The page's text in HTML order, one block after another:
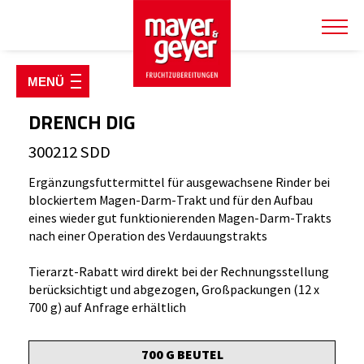
SHOP & PRODUKTE
TIERWOHLSHOP
Drenches
Ergänzungsfuttermittel
Kälber & Geburt
Pferd
Pflegemittel
DRENCH DIG
300212 SDD
Ergänzungsfuttermittel für ausgewachsene Rinder bei
blockiertem Magen-Darm-Trakt und für den Aufbau
eines wieder gut funktionierenden Magen-Darm-Trakts
nach einer Operation des Verdauungstrakts
Tierarzt-Rabatt wird direkt bei der Rechnungsstellung
berücksichtigt und abgezogen, Großpackungen (12 x
700 g) auf Anfrage erhältlich
700 G BEUTEL